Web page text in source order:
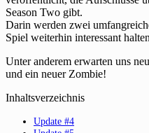
Season Two gibt.
Darin werden zwei
Spiel weiterhin interessant
Unter anderem erwarten uns
und ein neuer Zombie!
Inhaltsverzeichnis
Update #4